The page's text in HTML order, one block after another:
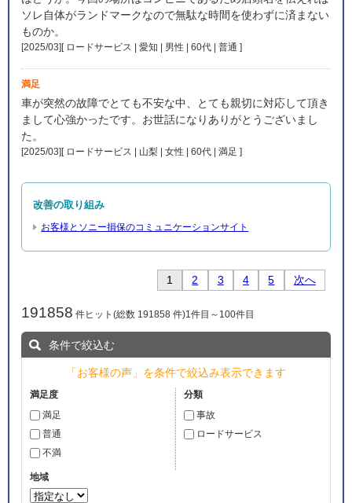
ソレ自体がランドマークなので無駄な時間を使わずに済まない
ものか。
[2025/03][ ロードサービス | 愛知 | 男性 | 60代 | 普通 ]
満足
車が突然の故障でとても不安な中、とても親切に対応して頂き
まして心強かったです。お世話になりありがとうございまし
た。
[2025/03][ ロードサービス | 山梨 | 女性 | 60代 | 満足 ]
改善の取り組み
お客様とソニー損保のコミュニケーションサイト
1 2 3 4 5 次へ
191858 件ヒット(総数 191858 件)1件目～100件目
条件で絞込む
「お客様の声」を条件で絞込み表示できます
満足
普通
不満
事故
ロードサービス